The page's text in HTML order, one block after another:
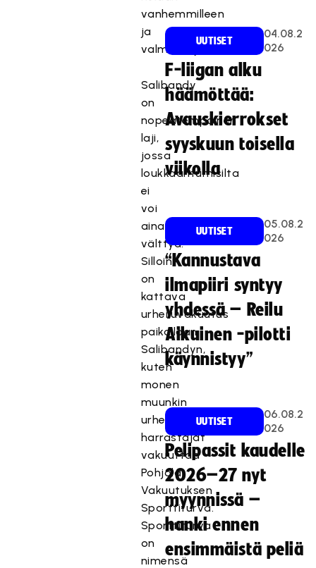
vanhemmilleen
ja
valmentajille.
Salibandy
on
nopeatempoinen
laji,
jossa
loukkaantumisilta
ei
voi
aina
välttyä.
Silloin
on
kattava
urheiluvakuutus
paikallaan.
Salibandyn,
kuten
monen
muunkin
urheilulajin
harrastajat
vakuuttaa
Pohjola
Vakuutuksen
Sporttiturva.
Sporttiturva
on
nimensä
UUTISET
04.08.2
026
F-liigan alku
häämöttää:
Avauskierrokset
syyskuun toisella
viikolla
UUTISET
05.08.2
026
“Kannustava
ilmapiiri syntyy
yhdessä – Reilu
Aikuinen -pilotti
käynnistyy”
UUTISET
06.08.2
026
Pelipassit kaudelle
2026–27 nyt
myynnissä –
hanki ennen
ensimmäistä peliä